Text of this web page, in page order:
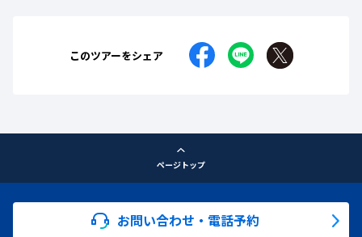
このツアーをシェア
ページトップ
お問い合わせ・電話予約